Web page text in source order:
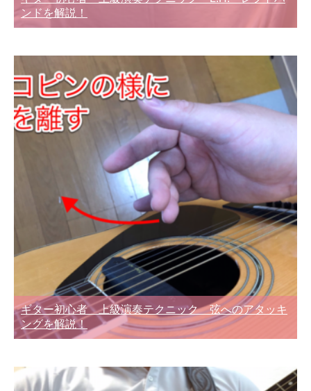
ンドを解説！
ギター初心者 上級演奏テクニック 弦へのアタッキ
ングを解説！